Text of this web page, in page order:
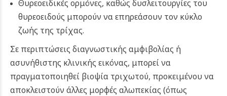
Θυρεοειδικές ορμόνες, καθώς δυσλειτουργίες του
θυρεοειδούς μπορούν να επηρεάσουν τον κύκλο
ζωής της τρίχας.
Σε περιπτώσεις διαγνωστικής αμφιβολίας ή
ασυνήθιστης κλινικής εικόνας, μπορεί να
πραγματοποιηθεί βιοψία τριχωτού, προκειμένου να
αποκλειστούν άλλες μορφές αλωπεκίας (όπως